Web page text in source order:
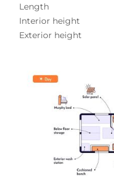
Length
Interior height
Exterior height